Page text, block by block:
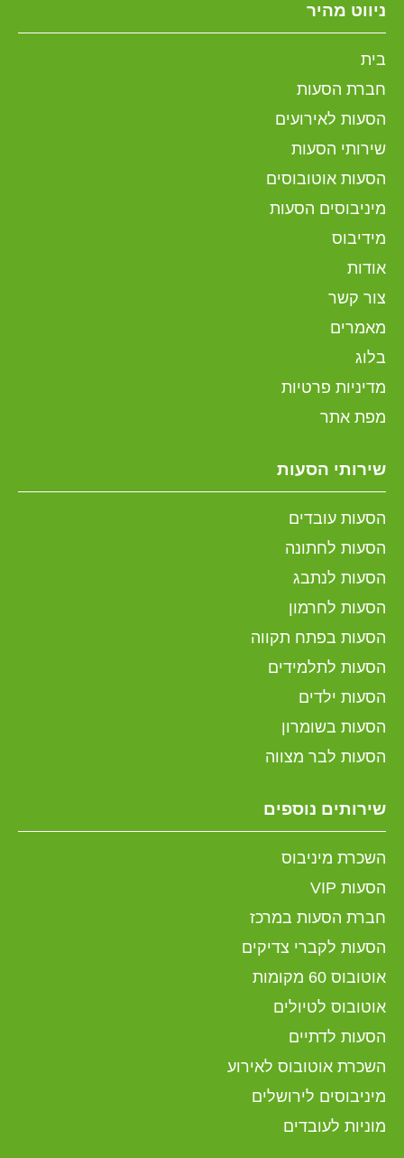
ניווט מהיר
בית
חברת הסעות
הסעות לאירועים
שירותי הסעות
הסעות אוטובוסים
מיניבוסים הסעות
מידיבוס
אודות
צור קשר
מאמרים
בלוג
מדיניות פרטיות
מפת אתר
שירותי הסעות
הסעות עובדים
הסעות לחתונה
הסעות לנתבג
הסעות לחרמון
הסעות בפתח תקווה
הסעות לתלמידים
הסעות ילדים
הסעות בשומרון
הסעות לבר מצווה
שירותים נוספים
השכרת מיניבוס
הסעות VIP
חברת הסעות במרכז
הסעות לקברי צדיקים
אוטובוס 60 מקומות
אוטובוס לטיולים
הסעות לדתיים
השכרת אוטובוס לאירוע
מיניבוסים לירושלים
מוניות לעובדים